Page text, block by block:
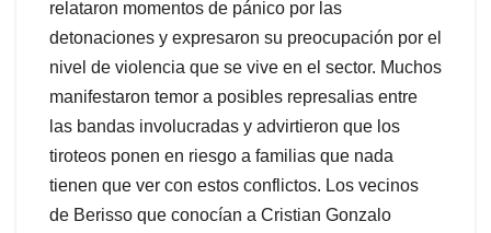
relataron momentos de pánico por las
detonaciones y expresaron su preocupación por el
nivel de violencia que se vive en el sector. Muchos
manifestaron temor a posibles represalias entre
las bandas involucradas y advirtieron que los
tiroteos ponen en riesgo a familias que nada
tienen que ver con estos conflictos. Los vecinos
de Berisso que conocían a Cristian Gonzalo